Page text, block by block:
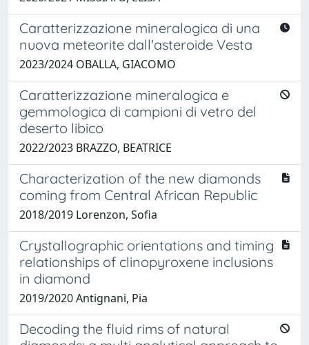
Caratterizzazione mineralogica di una
nuova meteorite dall'asteroide Vesta
2023/2024 OBALLA, GIACOMO
Caratterizzazione mineralogica e
gemmologica di campioni di vetro del
deserto libico
2022/2023 BRAZZO, BEATRICE
Characterization of the new diamonds
coming from Central African Republic
2018/2019 Lorenzon, Sofia
Crystallographic orientations and timing
relationships of clinopyroxene inclusions
in diamond
2019/2020 Antignani, Pia
Decoding the fluid rims of natural